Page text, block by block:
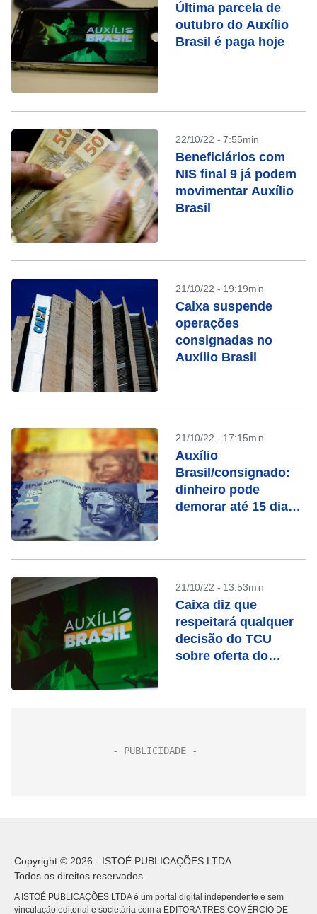
Última parcela de
outubro do Auxílio
Brasil é paga hoje
22/10/22 - 7:55min
Beneficiários com
NIS final 9 já podem
movimentar Auxílio
Brasil
21/10/22 - 19:19min
Caixa suspende
operações
consignadas no
Auxílio Brasil
21/10/22 - 17:15min
Auxílio
Brasil/consignado:
dinheiro pode
demorar até 15 dias
21/10/22 - 13:53min
Caixa diz que
respeitará qualquer
decisão do TCU
sobre oferta do
Copyright © 2026 - ISTOÉ PUBLICAÇÕES LTDA
Todos os direitos reservados.
A ISTOÉ PUBLICAÇÕES LTDA é um portal digital independente e sem
vinculação editorial e societária com a EDITORA TRES COMÉRCIO DE